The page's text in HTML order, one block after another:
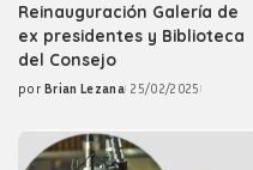
Reinauguración Galería de
ex presidentes y Biblioteca
del Consejo
Posted
por Brian Lezana 25/02/2025